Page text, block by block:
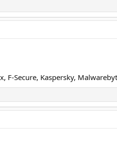
F-Secure, Kaspersky,